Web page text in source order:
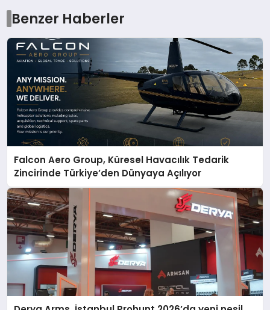
Benzer Haberler
Falcon Aero Group, Küresel Havacılık Tedarik
Zincirinde Türkiye’den Dünyaya Açılıyor